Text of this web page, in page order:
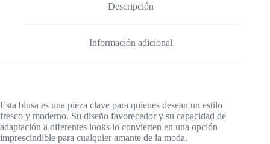
Descripción
Información adicional
Esta blusa es una pieza clave para quienes desean un estilo
fresco y moderno. Su diseño favorecedor y su capacidad de
adaptación a diferentes looks lo convierten en una opción
imprescindible para cualquier amante de la moda.